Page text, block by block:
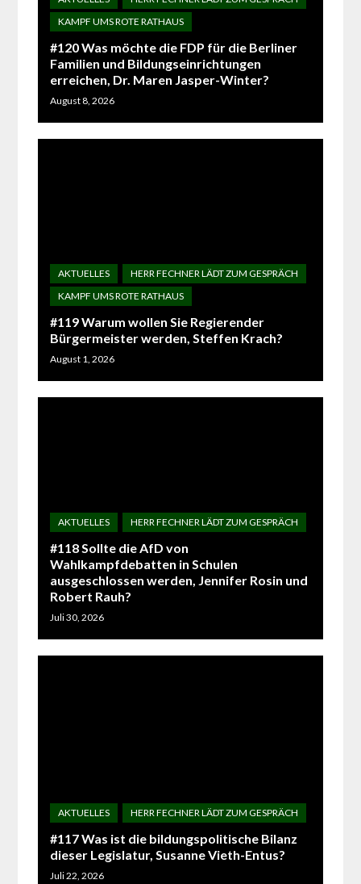
#120 Was möchte die FDP für die Berliner
Familien und Bildungseinrichtungen
erreichen, Dr. Maren Jasper-Winter?
August 8, 2026
#119 Warum wollen Sie Regierender
Bürgermeister werden, Steffen Krach?
August 1, 2026
#118 Sollte die AfD von
Wahlkampfdebatten in Schulen
ausgeschlossen werden, Jennifer Rosin und
Robert Rauh?
Juli 30, 2026
#117 Was ist die bildungspolitische Bilanz
dieser Legislatur, Susanne Vieth-Entus?
Juli 22, 2026